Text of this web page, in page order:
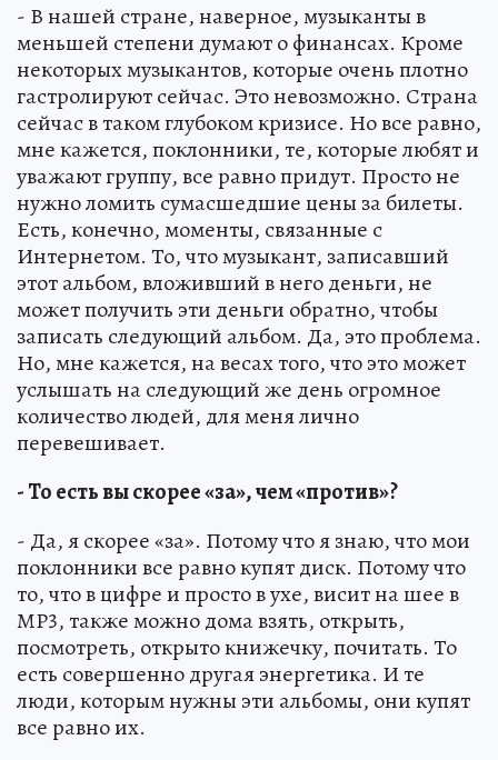
- В нашей стране, наверное, музыканты в
меньшей степени думают о финансах. Кроме
некоторых музыкантов, которые очень плотно
гастролируют сейчас. Это невозможно. Страна
сейчас в таком глубоком кризисе. Но все равно,
мне кажется, поклонники, те, которые любят и
уважают группу, все равно придут. Просто не
нужно ломить сумасшедшие цены за билеты.
Есть, конечно, моменты, связанные с
Интернетом. То, что музыкант, записавший
этот альбом, вложивший в него деньги, не
может получить эти деньги обратно, чтобы
записать следующий альбом. Да, это проблема.
Но, мне кажется, на весах того, что это может
услышать на следующий же день огромное
количество людей, для меня лично
перевешивает.
- То есть вы скорее «за», чем «против»?
- Да, я скорее «за». Потому что я знаю, что мои
поклонники все равно купят диск. Потому что
то, что в цифре и просто в ухе, висит на шее в
МР3, также можно дома взять, открыть,
посмотреть, открыто книжечку, почитать. То
есть совершенно другая энергетика. И те
люди, которым нужны эти альбомы, они купят
все равно их.